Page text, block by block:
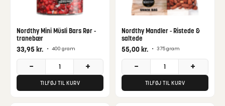
Nordthy Mini Müsli Bars Rør -
tranebær
33,95kr. • 400 gram
− +
TILFØJ TIL KURV
Nordthy Mandler - Ristede &
saltede
55,00kr. • 375 gram
− +
TILFØJ TIL KURV